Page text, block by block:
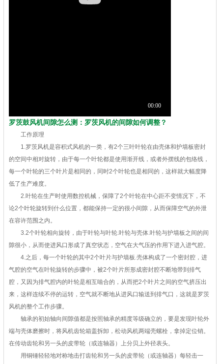
罗茨鼓风机间隙怎么测：罗茨风机的间隙如何调整？
工作原理
1.罗茨风机是容积式风机的一类，有2个三叶叶轮在由壳体和护墙板密封
的空间中相对旋转，由于每一个叶轮都是使用渐开线，或者外摆线的包络线，
每一个叶轮的三个叶片是相同的，同时2个叶轮也是相同的，这样就大幅度降
低了生产难度。
2.叶轮在生产时使用数控机械，保障了2个叶轮在中心距不变情况下，不
论2个叶轮旋转到什么位置，都能保持一定的很小间隙，从而保障空气的外泄
在容许范围之内。
3.2个叶轮相向旋转，由于叶轮与叶轮.叶轮与壳体.叶轮与护墙板之间的间
隙很小，从而使进风口形成了真空状态，空气在大气压的作用下进入进气腔。
4.之后，每一个叶轮的其中2个叶片与护墙板.壳体构成了一个密封腔，进
气腔的空气在叶轮旋转的步骤中，被2个叶片所形成密封腔不断地带到排气
腔，又因为排气腔内的叶轮是相互啮合的，从而把2个叶片之间的空气挤压出
来，这样连续不停的运转，空气就不断地从进风口输送到排气口，这就是罗茨
风机的整个工作步骤。
轴承的初始轴向间隙值都是按照轴承的精度等级确立的，要是发现叶轮外
端与壳体磨擦时，将风机齿轮箱盖拆卸，松动风机两端壳螺栓，拿掉定位销。
在传动齿轮和另一头的皮带轮（或连轴器）上分贝上外径表头。
用铜锤轻轻地对称地击打齿轮和另一头的皮带轮（或连轴器）每轻击一